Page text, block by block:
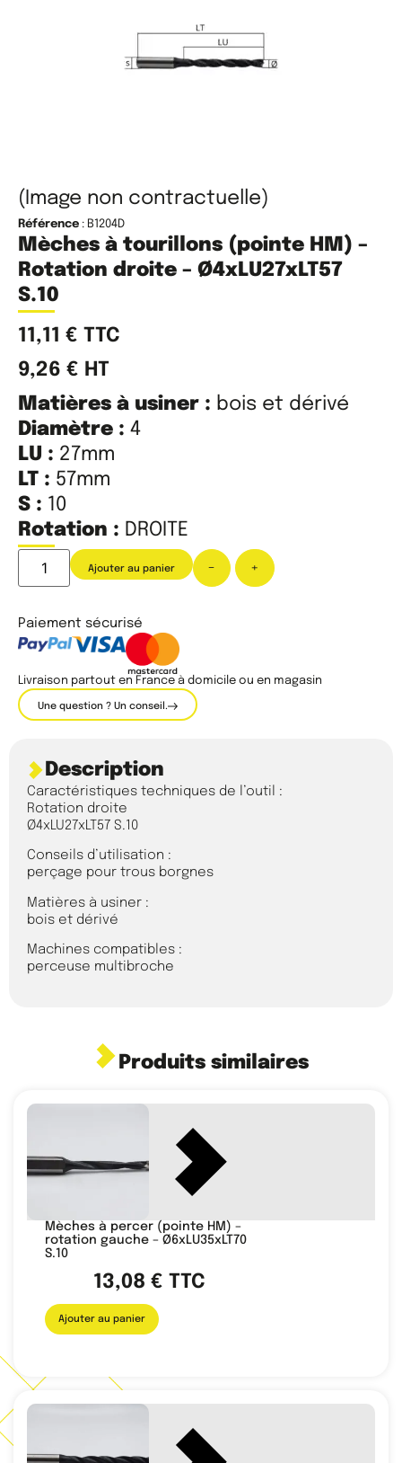
(Image non contractuelle)
Référence : B1204D
Mèches à tourillons (pointe HM) –
Rotation droite – Ø4xLU27xLT57
S.10
11,11 € TTC
9,26 € HT
Matières à usiner : bois et dérivé
Diamètre : 4
LU : 27mm
LT : 57mm
S : 10
Rotation : DROITE
- +
Ajouter au panier
Paiement sécurisé
Livraison partout en France à domicile ou en magasin
Une question ? Un conseil.
Description
Caractéristiques techniques de l’outil :
Rotation droite
Ø4xLU27xLT57 S.10
Conseils d’utilisation :
perçage pour trous borgnes
Matières à usiner :
bois et dérivé
Machines compatibles :
perceuse multibroche
Produits similaires
Mèches à percer (pointe HM) –
rotation gauche – Ø6xLU35xLT70
S.10
13,08 € TTC
Ajouter au panier